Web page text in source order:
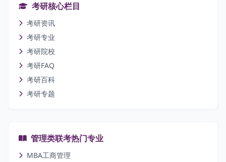
考研核心栏目
考研资讯
考研专业
考研院校
考研FAQ
考研百科
考研专题
管理类联考热门专业
MBA工商管理